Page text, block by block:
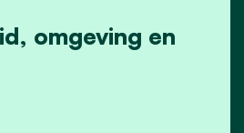
omgeving en
en wonen